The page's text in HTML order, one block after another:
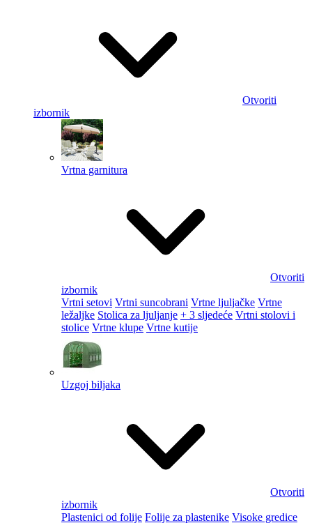
Otvoriti
izbornik
Vrtna garnitura
Otvoriti
izbornik
Vrtni setovi Vrtni suncobrani Vrtne ljuljačke Vrtne
ležaljke Stolica za ljuljanje + 3 sljedeće Vrtni stolovi i
stolice Vrtne klupe Vrtne kutije
Uzgoj biljaka
Otvoriti
izbornik
Plastenici od folije Folije za plastenike Visoke gredice